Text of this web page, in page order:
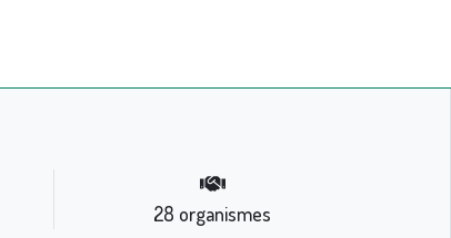
28 organismes